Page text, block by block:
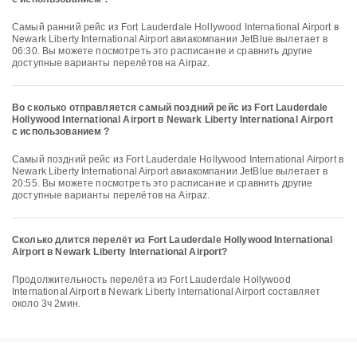
Самый ранний рейс из Fort Lauderdale Hollywood International Airport в
Newark Liberty International Airport авиакомпании JetBlue вылетает в
06:30. Вы можете посмотреть это расписание и сравнить другие
доступные варианты перелётов на Airpaz.
Во сколько отправляется самый поздний рейс из Fort Lauderdale
Hollywood International Airport в Newark Liberty International Airport
с использованием ?
Самый поздний рейс из Fort Lauderdale Hollywood International Airport в
Newark Liberty International Airport авиакомпании JetBlue вылетает в
20:55. Вы можете посмотреть это расписание и сравнить другие
доступные варианты перелётов на Airpaz.
Сколько длится перелёт из Fort Lauderdale Hollywood International
Airport в Newark Liberty International Airport?
Продолжительность перелёта из Fort Lauderdale Hollywood
International Airport в Newark Liberty International Airport составляет
около 3ч 2мин.